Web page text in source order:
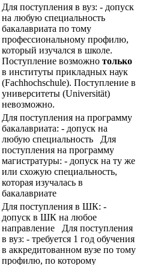
Для поступления в вуз: - допуск
на любую специальность
бакалавриата по тому
профессиональному профилю,
который изучался в школе.
Поступление возможно только
в институты прикладных наук
(Fachhochschule). Поступление в
университеты (Universität)
невозможно.
Для поступления на программу
бакалавриата: - допуск на
любую специальность Для
поступления на программу
магистратуры: - допуск на ту же
или схожую специальность,
которая изучалась в
бакалавриате
Для поступления в ШК: -
допуск в ШК на любое
направление Для поступления
в вуз: - требуется 1 год обучения
в аккредитованном вузе по тому
профилю, по которому